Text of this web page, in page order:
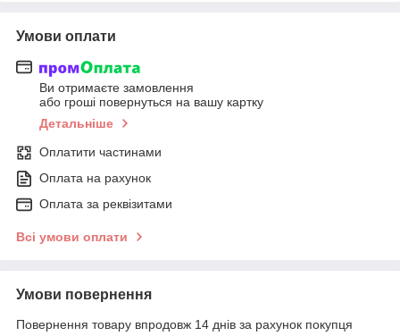
Умови оплати
Ви отримаєте замовлення
або гроші повернуться на вашу картку
Детальніше
Оплатити частинами
Оплата на рахунок
Оплата за реквізитами
Всі умови оплати
Умови повернення
Повернення товару впродовж 14 днів за рахунок покупця